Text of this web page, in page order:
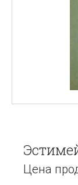
Цена